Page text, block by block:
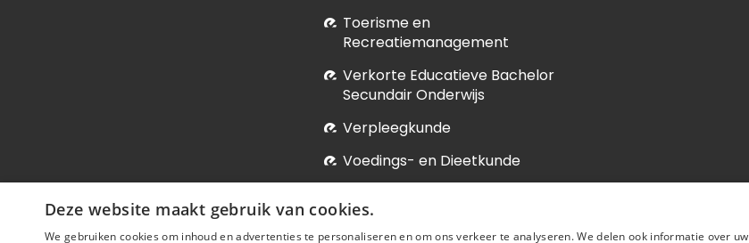
Toerisme en
Recreatiemanagement
Verkorte Educatieve Bachelor
Secundair Onderwijs
Verpleegkunde
Voedings- en Dieetkunde
Deze website maakt gebruik van cookies.
We gebruiken cookies om inhoud en advertenties te personaliseren en om ons verkeer te analyseren. We delen ook informatie over uw